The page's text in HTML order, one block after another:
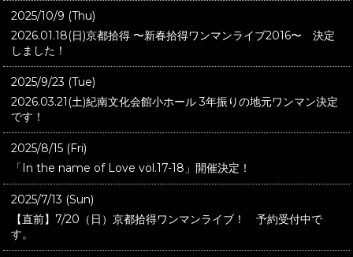
2025/10/9 (Thu)
2026.01.18(日)京都拾得 〜新春拾得ワンマンライブ2016〜 決定
しました！
2025/9/23 (Tue)
2026.03.21(土)紀南文化会館小ホール 3年振りの地元ワンマン決定
です！
2025/8/15 (Fri)
「In the name of Love vol.17-18」開催決定！
2025/7/13 (Sun)
【直前】7/20（日）京都拾得ワンマンライブ！ 予約受付中で
す。